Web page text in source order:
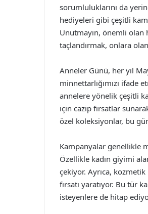
sorumluluklarını da
hediyeleri gibi çeşitli
Unutmayın, önemli olan
taçlandırmak, onlara
Anneler Günü, her yıl
minnettarlığımızı ifade
annelere yönelik çeşitli
için cazip fırsatlar
özel koleksiyonlar, bu
Kampanyalar genellikle
Özellikle kadın giyimi
çekiyor. Ayrıca,
fırsatı yaratıyor. Bu tür
isteyenlere de hitap